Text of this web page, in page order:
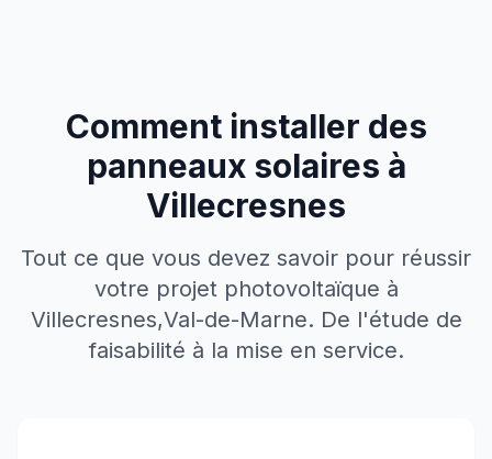
Comment installer des
panneaux solaires à
Villecresnes
Tout ce que vous devez savoir pour réussir
votre projet photovoltaïque à
Villecresnes,Val-de-Marne. De l'étude de
faisabilité à la mise en service.